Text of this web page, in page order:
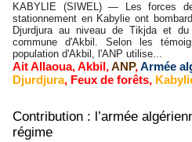
KABYLIE (SIWEL) — Les forces
stationnement en Kabylie ont
Djurdjura au niveau de Tikjda et
commune d'Akbil. Selon les
population d'Akbil, l'ANP utilise...
Ait Allaoua,Akbil,ANP,Armée
Djurdjura, Feux de forêts,
Contribution : l’armée
régime